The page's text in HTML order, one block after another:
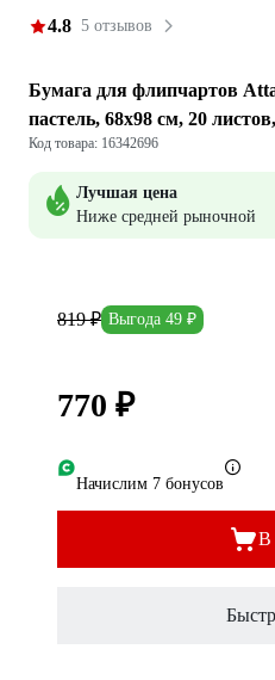
4.8 5 отзывов
Бумага для флипчартов
пастель, 68х98 см, 20
Код товара: 16342696
Лучшая цена
Ниже средней рыночной
819 ₽ Выгода 49 ₽
770 ₽
Начислим 7 бонусов
В